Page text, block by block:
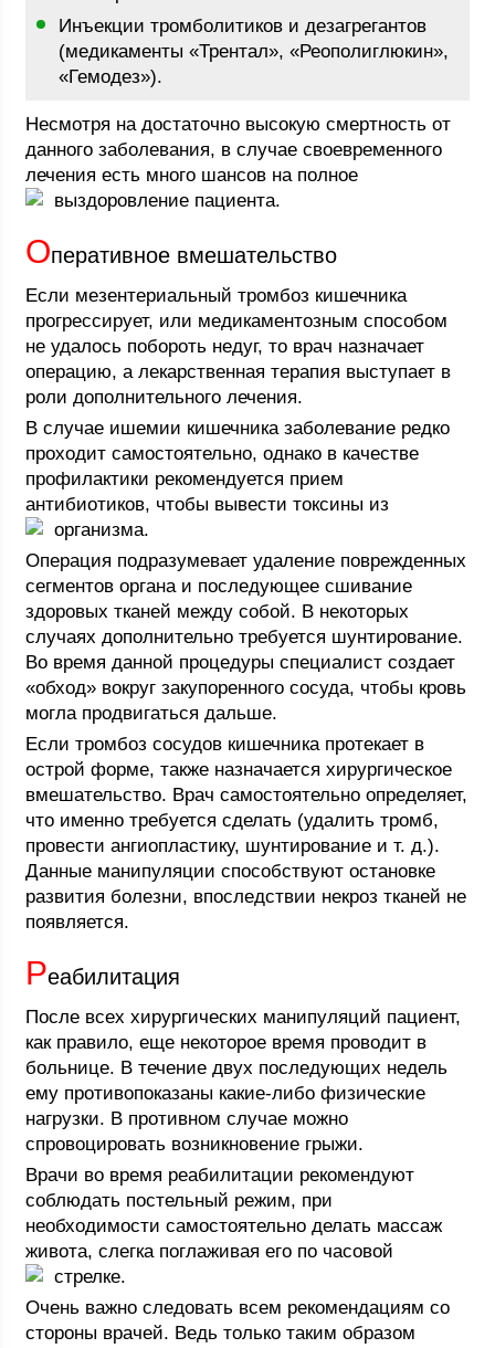
Инъекции тромболитиков и дезагрегантов
(медикаменты «Трентал», «Реополиглюкин»,
«Гемодез»).
Несмотря на достаточно высокую смертность от
данного заболевания, в случае своевременного
лечения есть много шансов на полное
выздоровление пациента.
Оперативное вмешательство
Если мезентериальный тромбоз кишечника
прогрессирует, или медикаментозным способом
не удалось побороть недуг, то врач назначает
операцию, а лекарственная терапия выступает в
роли дополнительного лечения.
В случае ишемии кишечника заболевание редко
проходит самостоятельно, однако в качестве
профилактики рекомендуется прием
антибиотиков, чтобы вывести токсины из
организма.
Операция подразумевает удаление поврежденных
сегментов органа и последующее сшивание
здоровых тканей между собой. В некоторых
случаях дополнительно требуется шунтирование.
Во время данной процедуры специалист создает
«обход» вокруг закупоренного сосуда, чтобы кровь
могла продвигаться дальше.
Если тромбоз сосудов кишечника протекает в
острой форме, также назначается хирургическое
вмешательство. Врач самостоятельно определяет,
что именно требуется сделать (удалить тромб,
провести ангиопластику, шунтирование и т. д.).
Данные манипуляции способствуют остановке
развития болезни, впоследствии некроз тканей не
появляется.
Реабилитация
После всех хирургических манипуляций пациент,
как правило, еще некоторое время проводит в
больнице. В течение двух последующих недель
ему противопоказаны какие-либо физические
нагрузки. В противном случае можно
спровоцировать возникновение грыжи.
Врачи во время реабилитации рекомендуют
соблюдать постельный режим, при
необходимости самостоятельно делать массаж
живота, слегка поглаживая его по часовой
стрелке.
Очень важно следовать всем рекомендациям со
стороны врачей. Ведь только таким образом